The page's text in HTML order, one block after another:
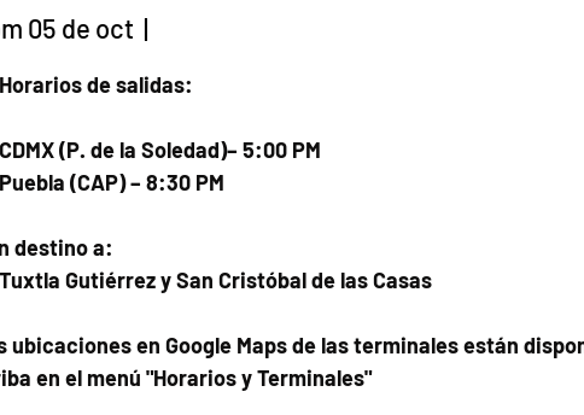
05 de oct
  |
de salidas:
(P. de la Soledad)– 5:00 PM
(CAP) – 8:30 PM
destino a:
Gutiérrez y San Cristóbal de las Casas
ubicaciones en Google Maps de las terminales están
en el menú "Horarios y Terminales"